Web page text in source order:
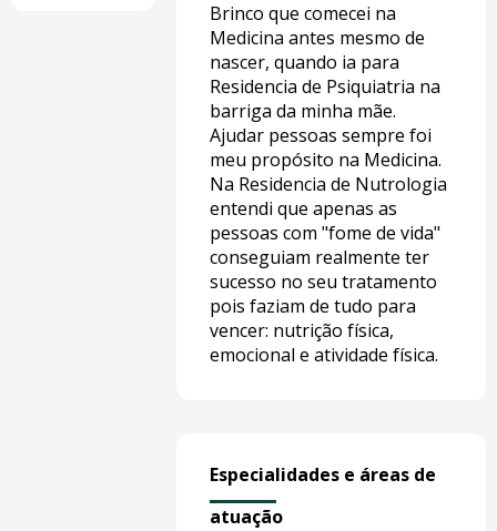
Brinco que comecei na
Medicina antes mesmo de
nascer, quando ia para
Residencia de Psiquiatria na
barriga da minha mãe.
Ajudar pessoas sempre foi
meu propósito na Medicina.
Na Residencia de Nutrologia
entendi que apenas as
pessoas com "fome de vida"
conseguiam realmente ter
sucesso no seu tratamento
pois faziam de tudo para
vencer: nutrição física,
emocional e atividade física.
Especialidades e áreas de
atuação